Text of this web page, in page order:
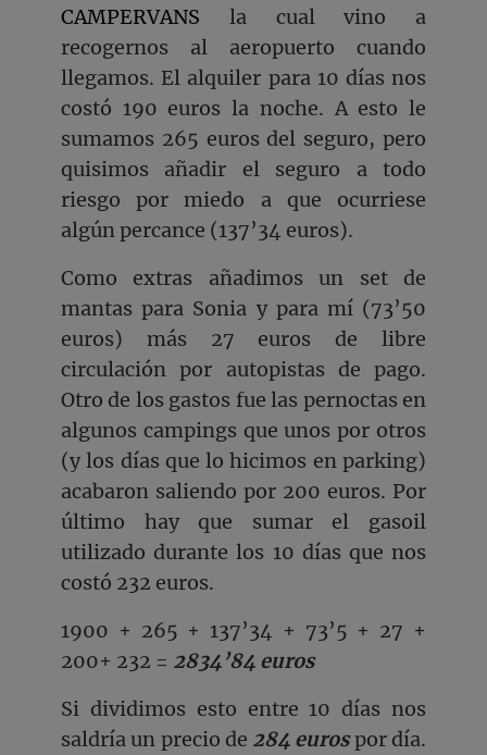
CAMPERVANS la cual vino a
recogernos al aeropuerto cuando
llegamos. El alquiler para 10 días nos
costó 190 euros la noche. A esto le
sumamos 265 euros del seguro, pero
quisimos añadir el seguro a todo
riesgo por miedo a que ocurriese
algún percance (137’34 euros).
Como extras añadimos un set de
mantas para Sonia y para mí (73’50
euros) más 27 euros de libre
circulación por autopistas de pago.
Otro de los gastos fue las pernoctas en
algunos campings que unos por otros
(y los días que lo hicimos en parking)
acabaron saliendo por 200 euros. Por
último hay que sumar el gasoil
utilizado durante los 10 días que nos
costó 232 euros.
1900 + 265 + 137’34 + 73’5 + 27 +
200+ 232 = 2834’84 euros
Si dividimos esto entre 10 días nos
saldría un precio de 284 eurospor día.